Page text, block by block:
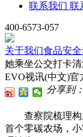
联系我们 联
400-6573-057
关于我们食品安
她乘坐公交打卡
EVO视讯(中文)官
分享到：
查察院梳理构
首个零碳农场，